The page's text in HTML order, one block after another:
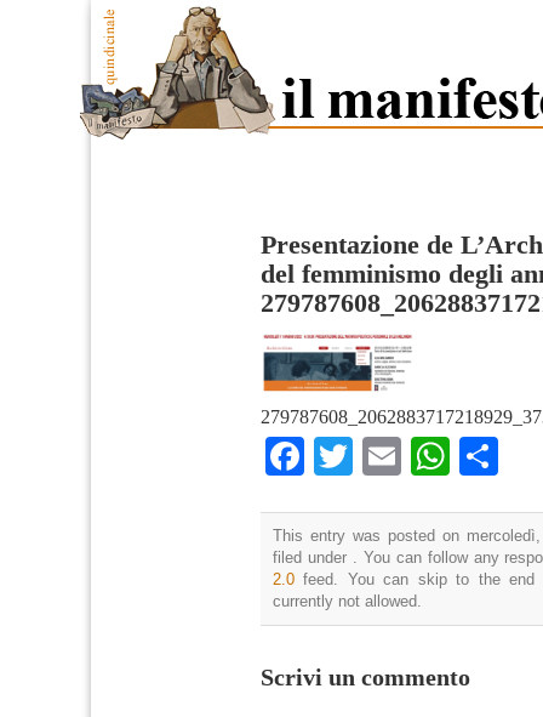
Presentazione de
del femminismo degli
Facebook
TwitterEmail
This entry was posted on
filed under . You can follow any
2.0 feed. You can skip to the end
currently not allowed.
Scrivi un commento